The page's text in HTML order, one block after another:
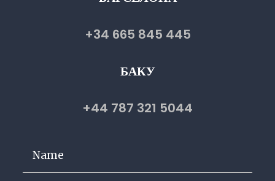
+34 665 845 445
БАКУ
+44 787 321 5044